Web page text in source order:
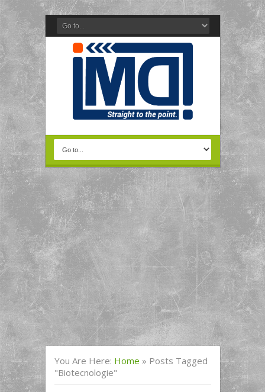
You Are Here: Home » Posts Tagged
"biotecnologie"